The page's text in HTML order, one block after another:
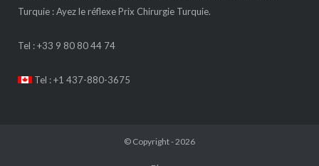
Turquie : Ayez le réflexe Prix Chirurgie Turquie.
Tel :+33 9 80 80 44 74
Tel : +1 437-880-3675
© Copyright - 2026